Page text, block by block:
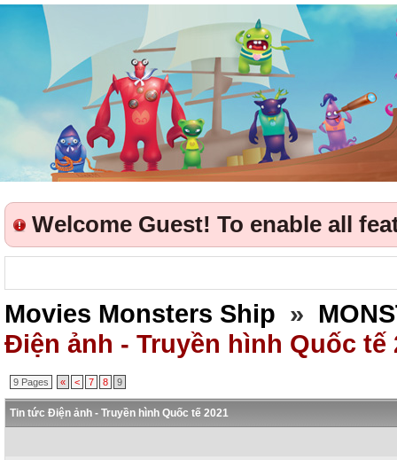
Welcome Guest! To enable all
Movies Monsters Ship »
Điện ảnh - Truyền hình Quốc tế
9 Pages « < 7 8 9
Tin tức Điện ảnh - Truyền hình Quốc tế 2021